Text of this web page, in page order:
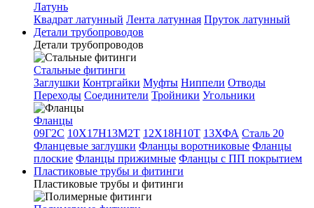
Латунь
Квадрат латунный Лента латунная Пруток латунный
Детали трубопроводов
Детали трубопроводов
Стальные фитинги
Заглушки Контргайки Муфты Ниппели Отводы
Переходы Соединители Тройники Угольники
Фланцы
09Г2С 10Х17Н13М2Т 12Х18Н10Т 13ХФА Сталь 20
Фланцевые заглушки Фланцы воротниковые Фланцы
плоские Фланцы прижимные Фланцы с ПП покрытием
Пластиковые трубы и фитинги
Пластиковые трубы и фитинги